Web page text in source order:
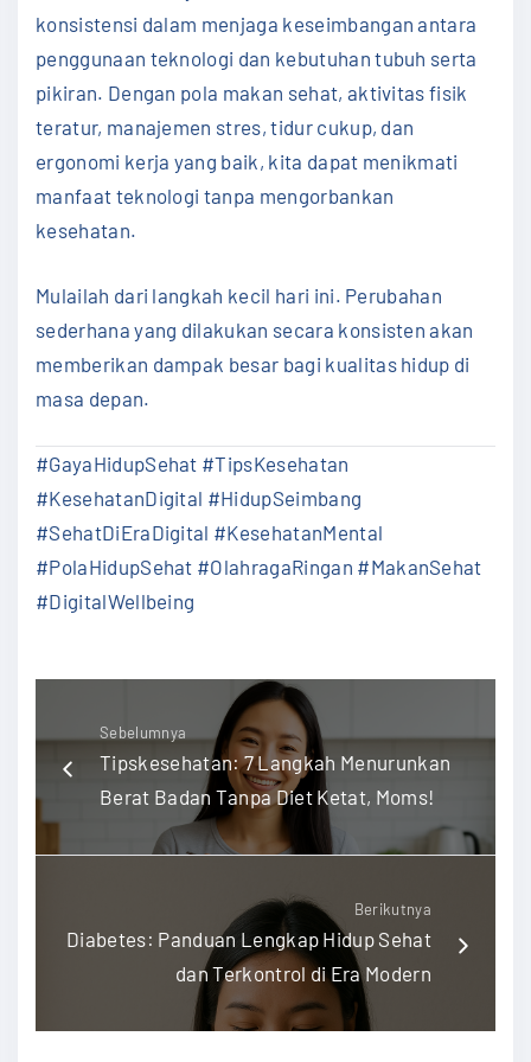
konsistensi dalam menjaga keseimbangan antara
penggunaan teknologi dan kebutuhan tubuh serta
pikiran. Dengan pola makan sehat, aktivitas fisik
teratur, manajemen stres, tidur cukup, dan
ergonomi kerja yang baik, kita dapat menikmati
manfaat teknologi tanpa mengorbankan
kesehatan.
Mulailah dari langkah kecil hari ini. Perubahan
sederhana yang dilakukan secara konsisten akan
memberikan dampak besar bagi kualitas hidup di
masa depan.
#GayaHidupSehat #TipsKesehatan
#KesehatanDigital #HidupSeimbang
#SehatDiEraDigital #KesehatanMental
#PolaHidupSehat #OlahragaRingan #MakanSehat
#DigitalWellbeing
Sebelumnya
Tipskesehatan: 7 Langkah Menurunkan
Berat Badan Tanpa Diet Ketat, Moms!
Berikutnya
Diabetes: Panduan Lengkap Hidup Sehat
dan Terkontrol di Era Modern